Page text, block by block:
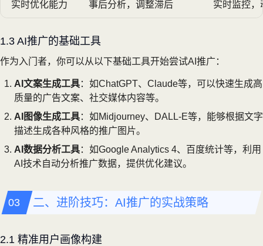
实时优化能力 事后分析，调整滞后 实时监控，
1.3 AI推广的基础工具
作为入门者，你可以从以下基础工具开始尝试AI推广：
AI文案生成工具：如ChatGPT、Claude等，可以快速生成高
质量的广告文案、社交媒体内容等。
AI图像生成工具：如Midjourney、DALL-E等，能够根据文字
描述生成各种风格的推广图片。
AI数据分析工具：如Google Analytics 4、百度统计等，利用
AI技术自动分析推广数据，提供优化建议。
二、进阶技巧：AI推广的实战策略
2.1 精准用户画像构建